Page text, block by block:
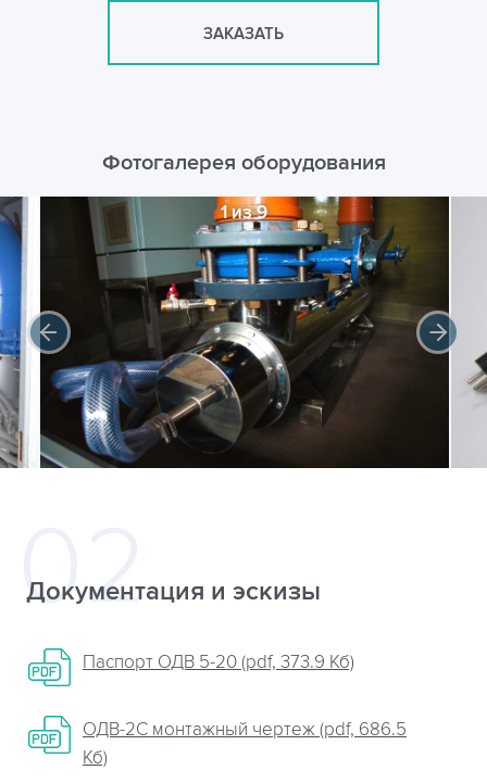
ЗАКАЗАТЬ
Фотогалерея оборудования
1 из 9
Документация и эскизы
Паспорт ОДВ 5-20 (pdf, 373.9 Кб)
ОДВ-2С монтажный чертеж (pdf, 686.5
Кб)